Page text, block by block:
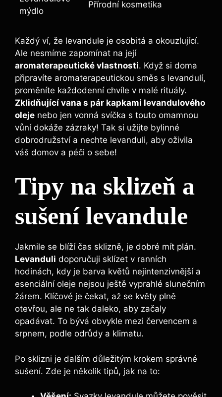
mýdlo
Přírodní kosmetika
Každý ví, že levandule je osobitá a okouzlující.
Ale nesmíme zapomínat na její
aromaterapeutické vlastnosti. Když si doma
připravíte aromaterapeutickou směs s levandulí,
proměníte každodenní chvíle v malé rituály.
Zklidňující vana s pár kapkami levandulového
oleje nebo jen vonná svíčka s touto omamnou
vůní dokáže zázraky! Tak si užijte bylinné
dobrodružství a nechte levanduli, aby oživila
váš domov a péči o sebe!
Tipy na sklizeň a
sušení levandule
Jakmile se blíží čas sklizně, je dobré mít plán.
Levanduli doporučuji sklízet v ranních
hodinách, kdy je barva květů nejintenzivnější a
esenciální oleje nejsou ještě vyprahlé slunečním
žárem. Klíčové je čekat, až se květy plně
otevřou, ale ne tak daleko, aby začaly
opadávat. To bývá obvykle mezi červencem a
srpnem, podle odrůdy a klimatu.
Po sklizni je dalším důležitým krokem správné
sušení. Zde je několik tipů, jak na to: